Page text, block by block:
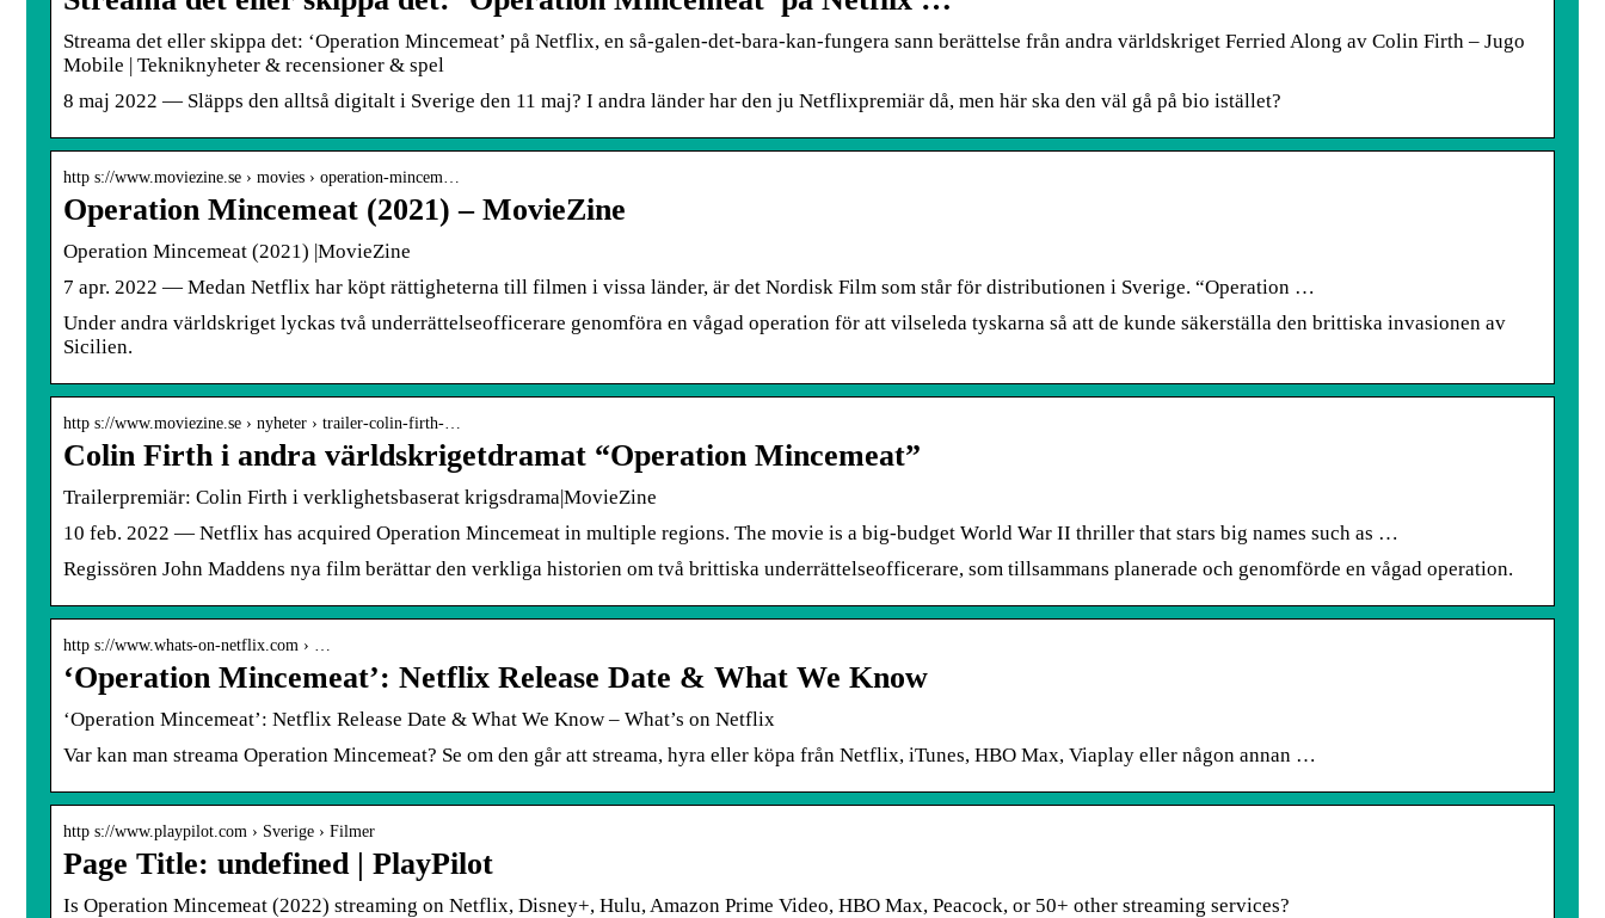
Streama det eller skippa det: ‘Operation Mincemeat’ på Netflix, en så-galen-det-bara-kan-fungera sann berättelse från andra världskriget Ferried Along av Colin Firth – Jugo
Mobile | Tekniknyheter & recensioner & spel
8 maj 2022 — Släpps den alltså digitalt i Sverige den 11 maj? I andra länder har den ju Netflixpremiär då, men här ska den väl gå på bio istället?
http s://www.moviezine.se › movies › operation-mincem…
Operation Mincemeat (2021) – MovieZine
Operation Mincemeat (2021) |MovieZine
7 apr. 2022 — Medan Netflix har köpt rättigheterna till filmen i vissa länder, är det Nordisk Film som står för distributionen i Sverige. “Operation …
Under andra världskriget lyckas två underrättelseofficerare genomföra en vågad operation för att vilseleda tyskarna så att de kunde säkerställa den brittiska invasionen av
Sicilien.
http s://www.moviezine.se › nyheter › trailer-colin-firth-…
Colin Firth i andra världskrigetdramat “Operation Mincemeat”
Trailerpremiär: Colin Firth i verklighetsbaserat krigsdrama|MovieZine
10 feb. 2022 — Netflix has acquired Operation Mincemeat in multiple regions. The movie is a big-budget World War II thriller that stars big names such as …
Regissören John Maddens nya film berättar den verkliga historien om två brittiska underrättelseofficerare, som tillsammans planerade och genomförde en vågad operation.
http s://www.whats-on-netflix.com › …
‘Operation Mincemeat’: Netflix Release Date & What We Know
‘Operation Mincemeat’: Netflix Release Date & What We Know – What’s on Netflix
Var kan man streama Operation Mincemeat? Se om den går att streama, hyra eller köpa från Netflix, iTunes, HBO Max, Viaplay eller någon annan …
http s://www.playpilot.com › Sverige › Filmer
Page Title: undefined | PlayPilot
Is Operation Mincemeat (2022) streaming on Netflix, Disney+, Hulu, Amazon Prime Video, HBO Max, Peacock, or 50+ other streaming services?